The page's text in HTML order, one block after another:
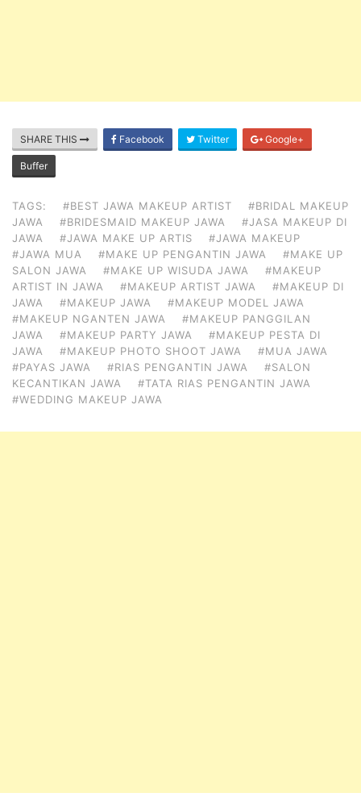
SHARE THIS Facebook Twitter Google+
Buffer
TAGS: #BEST JAWA MAKEUP ARTIST
#BRIDAL MAKEUP
JAWA
#BRIDESMAID MAKEUP JAWA
#JASA MAKEUP DI
JAWA
#JAWA MAKE UP ARTIS
#JAWA MAKEUP
#JAWA MUA
#MAKE UP PENGANTIN JAWA
#MAKE UP
SALON JAWA
#MAKE UP WISUDA JAWA
#MAKEUP
ARTIST IN JAWA
#MAKEUP ARTIST JAWA
#MAKEUP DI
JAWA
#MAKEUP JAWA
#MAKEUP MODEL JAWA
#MAKEUP NGANTEN JAWA
#MAKEUP PANGGILAN
JAWA
#MAKEUP PARTY JAWA
#MAKEUP PESTA DI
JAWA
#MAKEUP PHOTO SHOOT JAWA
#MUA JAWA
#PAYAS JAWA
#RIAS PENGANTIN JAWA
#SALON
KECANTIKAN JAWA
#TATA RIAS PENGANTIN JAWA
#WEDDING MAKEUP JAWA